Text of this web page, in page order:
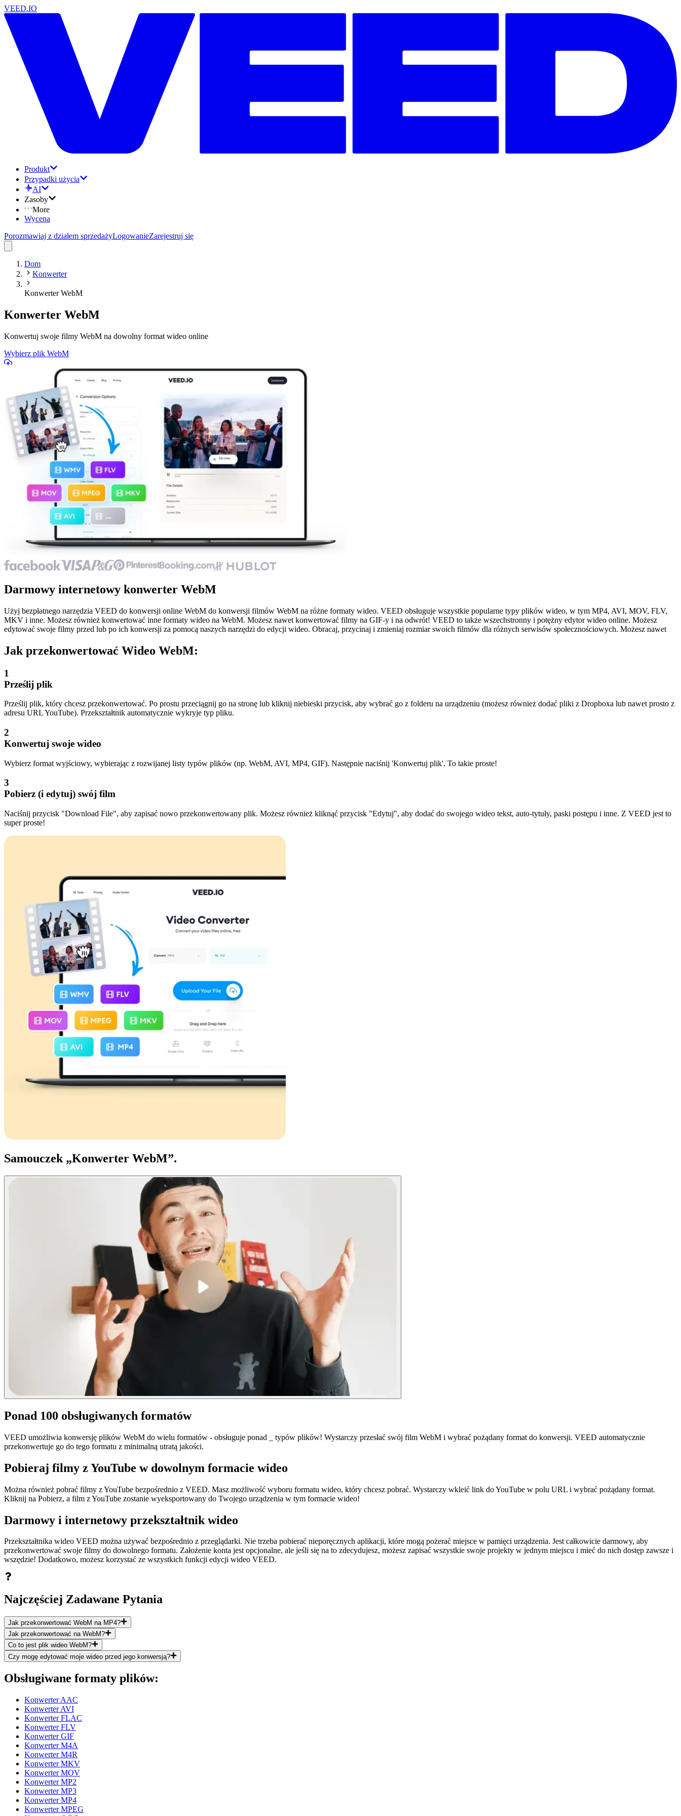
VEED.IO
Produkt
Przypadki użycia
AI
Zasoby
More
Wycena
Porozmawiaj z działem sprzedażyLogowanieZarejestruj się
Dom
Konwerter
Konwerter WebM
Konwerter WebM
Konwertuj swoje filmy WebM na dowolny format wideo online
Wybierz plik WebM
Darmowy internetowy konwerter WebM
Użyj bezpłatnego narzędzia VEED do konwersji online WebM do konwersji filmów WebM na różne formaty wideo. VEED obsługuje wszystkie popularne typy plików wideo, w tym MP4, AVI, MOV, FLV,
MKV i inne. Możesz również konwertować inne formaty wideo na WebM. Możesz nawet konwertować filmy na GIF-y i na odwrót! VEED to także wszechstronny i potężny edytor wideo online. Możesz
edytować swoje filmy przed lub po ich konwersji za pomocą naszych narzędzi do edycji wideo. Obracaj, przycinaj i zmieniaj rozmiar swoich filmów dla różnych serwisów społecznościowych. Możesz nawet
Jak przekonwertować Wideo WebM:
1
Prześlij plik
Prześlij plik, który chcesz przekonwertować. Po prostu przeciągnij go na stronę lub kliknij niebieski przycisk, aby wybrać go z folderu na urządzeniu (możesz również dodać pliki z Dropboxa lub nawet prosto z
adresu URL YouTube). Przekształtnik automatycznie wykryje typ pliku.
2
Konwertuj swoje wideo
Wybierz format wyjściowy, wybierając z rozwijanej listy typów plików (np. WebM, AVI, MP4, GIF). Następnie naciśnij 'Konwertuj plik'. To takie proste!
3
Pobierz (i edytuj) swój film
Naciśnij przycisk "Download File", aby zapisać nowo przekonwertowany plik. Możesz również kliknąć przycisk "Edytuj", aby dodać do swojego wideo tekst, auto-tytuły, paski postępu i inne. Z VEED jest to
super proste!
Samouczek „Konwerter WebM”.
Ponad 100 obsługiwanych formatów
VEED umożliwia konwersję plików WebM do wielu formatów - obsługuje ponad _ typów plików! Wystarczy przesłać swój film WebM i wybrać pożądany format do konwersji. VEED automatycznie
przekonwertuje go do tego formatu z minimalną utratą jakości.
Pobieraj filmy z YouTube w dowolnym formacie wideo
Można również pobrać filmy z YouTube bezpośrednio z VEED. Masz możliwość wyboru formatu wideo, który chcesz pobrać. Wystarczy wkleić link do YouTube w polu URL i wybrać pożądany format.
Kliknij na Pobierz, a film z YouTube zostanie wyeksportowany do Twojego urządzenia w tym formacie wideo!
Darmowy i internetowy przekształtnik wideo
Przekształtnika wideo VEED można używać bezpośrednio z przeglądarki. Nie trzeba pobierać nieporęcznych aplikacji, które mogą pożerać miejsce w pamięci urządzenia. Jest całkowicie darmowy, aby
przekonwertować swoje filmy do dowolnego formatu. Założenie konta jest opcjonalne, ale jeśli się na to zdecydujesz, możesz zapisać wszystkie swoje projekty w jednym miejscu i mieć do nich dostęp zawsze i
wszędzie! Dodatkowo, możesz korzystać ze wszystkich funkcji edycji wideo VEED.
Najczęściej Zadawane Pytania
Jak przekonwertować WebM na MP4?
Jak przekonwertować na WebM?
Co to jest plik wideo WebM?
Czy mogę edytować moje wideo przed jego konwersją?
Obsługiwane formaty plików:
Konwerter AAC
Konwerter AVI
Konwerter FLAC
Konwerter FLV
Konwerter GIF
Konwerter M4A
Konwerter M4R
Konwerter MKV
Konwerter MOV
Konwerter MP2
Konwerter MP3
Konwerter MP4
Konwerter MPEG